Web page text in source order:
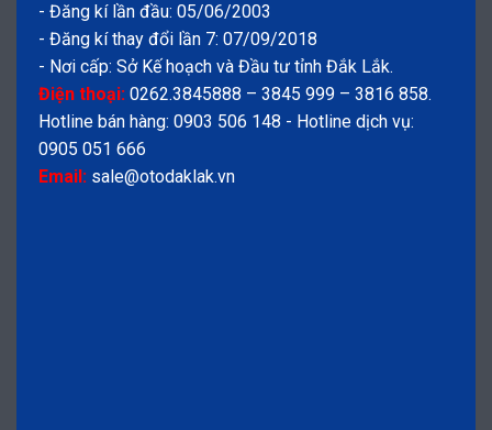
- Đăng kí lần đầu: 05/06/2003
- Đăng kí thay đổi lần 7: 07/09/2018
- Nơi cấp: Sở Kế hoạch và Đầu tư tỉnh Đắk Lắk.
Điện thoại: 0262.3845888 – 3845 999 – 3816 858.
Hotline bán hàng: 0903 506 148 - Hotline dịch vụ:
0905 051 666
Email: sale@otodaklak.vn